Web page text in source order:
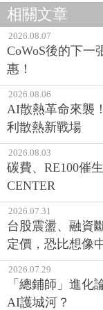
相關文章
2026.08.07
CoWoS後的下一
惠！
2026.08.06
AI散熱革命來襲
利散熱新戰場
2026.08.03
碳費、RE100催
CENTER
2026.07.31
台股震盪、融資
定價，恐比想像
2026.07.29
「總鋪師」進
AI護城河？